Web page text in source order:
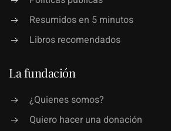
Resumidos en 5 minutos
Libros recomendados
La fundación
¿Quienes somos?
Quiero hacer una donación